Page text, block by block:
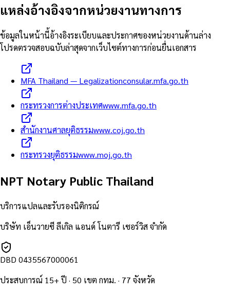
แหล่งอ้างอิงจากหน่วยงานทางการ
ข้อมูลในหน้านี้อ้างอิงระเบียบและประกาศของหน่วยงานด้านล่าง
โปรดตรวจสอบฉบับล่าสุดจากเว็บไซต์ทางการก่อนยื่นเอกสาร
MFA Thailand — Legalizationconsular.mfa.go.th
กระทรวงการต่างประเทศwww.mfa.go.th
สำนักงานศาลยุติธรรมwww.coj.go.th
กระทรวงยุติธรรมwww.moj.go.th
NPT Notary Public Thailand
บริการแปลและรับรองนิติกรณ์
บริษัท เอ็นวายซี ลีเกิล แอนด์ โนตารี เซอร์วิส จำกัด
DBD 0435567000061
ประสบการณ์ 15+ ปี · 50 เขต กทม. · 77 จังหวัด